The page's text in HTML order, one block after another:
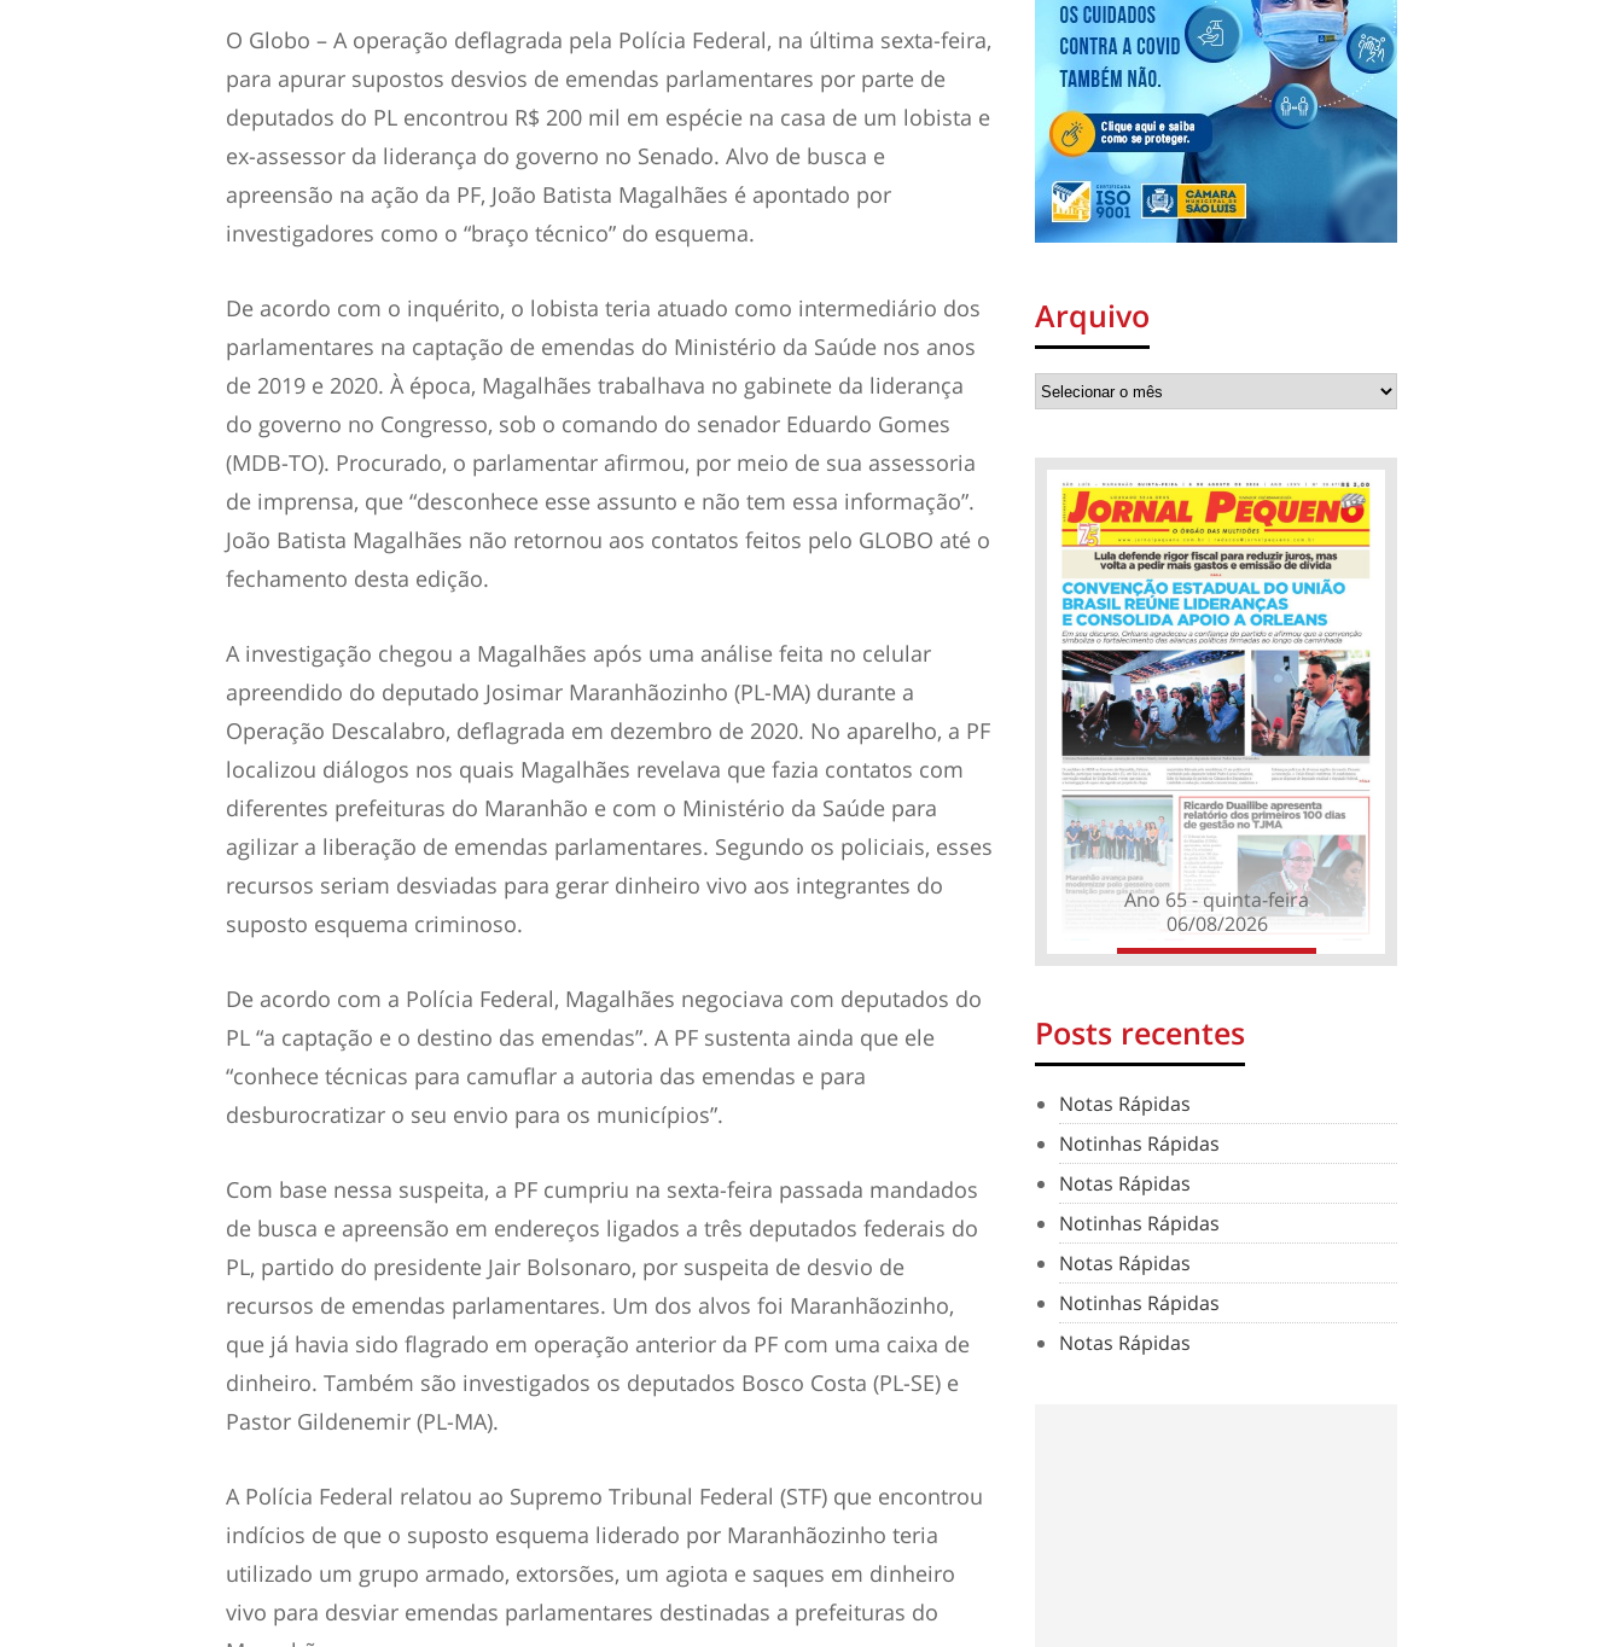
O Globo – A operação deflagrada pela Polícia Federal, na última sexta-feira,
para apurar supostos desvios de emendas parlamentares por parte de
deputados do PL encontrou R$ 200 mil em espécie na casa de um lobista e
ex-assessor da liderança do governo no Senado. Alvo de busca e
apreensão na ação da PF, João Batista Magalhães é apontado por
investigadores como o “braço técnico” do esquema.
De acordo com o inquérito, o lobista teria atuado como intermediário dos
parlamentares na captação de emendas do Ministério da Saúde nos anos
de 2019 e 2020. À época, Magalhães trabalhava no gabinete da liderança
do governo no Congresso, sob o comando do senador Eduardo Gomes
(MDB-TO). Procurado, o parlamentar afirmou, por meio de sua assessoria
de imprensa, que “desconhece esse assunto e não tem essa informação”.
João Batista Magalhães não retornou aos contatos feitos pelo GLOBO até o
fechamento desta edição.
A investigação chegou a Magalhães após uma análise feita no celular
apreendido do deputado Josimar Maranhãozinho (PL-MA) durante a
Operação Descalabro, deflagrada em dezembro de 2020. No aparelho, a PF
localizou diálogos nos quais Magalhães revelava que fazia contatos com
diferentes prefeituras do Maranhão e com o Ministério da Saúde para
agilizar a liberação de emendas parlamentares. Segundo os policiais, esses
recursos seriam desviadas para gerar dinheiro vivo aos integrantes do
suposto esquema criminoso.
De acordo com a Polícia Federal, Magalhães negociava com deputados do
PL “a captação e o destino das emendas”. A PF sustenta ainda que ele
“conhece técnicas para camuflar a autoria das emendas e para
desburocratizar o seu envio para os municípios”.
Com base nessa suspeita, a PF cumpriu na sexta-feira passada mandados
de busca e apreensão em endereços ligados a três deputados federais do
PL, partido do presidente Jair Bolsonaro, por suspeita de desvio de
recursos de emendas parlamentares. Um dos alvos foi Maranhãozinho,
que já havia sido flagrado em operação anterior da PF com uma caixa de
dinheiro. Também são investigados os deputados Bosco Costa (PL-SE) e
Pastor Gildenemir (PL-MA).
A Polícia Federal relatou ao Supremo Tribunal Federal (STF) que encontrou
indícios de que o suposto esquema liderado por Maranhãozinho teria
utilizado um grupo armado, extorsões, um agiota e saques em dinheiro
vivo para desviar emendas parlamentares destinadas a prefeituras do
Arquivo
Ano 65 - quinta-feira
06/08/2026
Posts recentes
Notas Rápidas
Notinhas Rápidas
Notas Rápidas
Notinhas Rápidas
Notas Rápidas
Notinhas Rápidas
Notas Rápidas